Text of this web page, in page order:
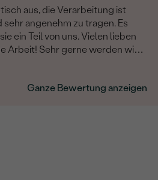
aus, die Verarbeitung ist
angenehm zu tragen. Es
ein Teil von uns. Vielen lieben
Arbeit! Sehr gerne werden wir
Ganze Bewertung anzeigen